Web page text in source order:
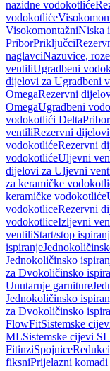
nazidne vodokotliće
vodokotliće
VisokomontažniNiska
PriborPriključci
naglavciNazuvice,
ventiliUgradbeni
dijelovi za Ugradbeni
OmegaRezervni
OmegaUgradbeni
vodokotlići DeltaPribor
ventiliRezervni
vodokotlićeRezervni
vodokotlićeUljevni
dijelovi za Uljevni
za keramičke
keramičke vodokotliće
vodokotliceRezervni
vodokotliceIzljevni
ventiliStart/stop
ispiranje
Jednokoličinsko
za Dvokoličinsko
Unutarnje garniture
Jednokoličinsko
za Dvokoličinsko
FlowFitSistemske
MLSistemske cijevi SL
FitinziSpojnice
fiksniPrijelazni